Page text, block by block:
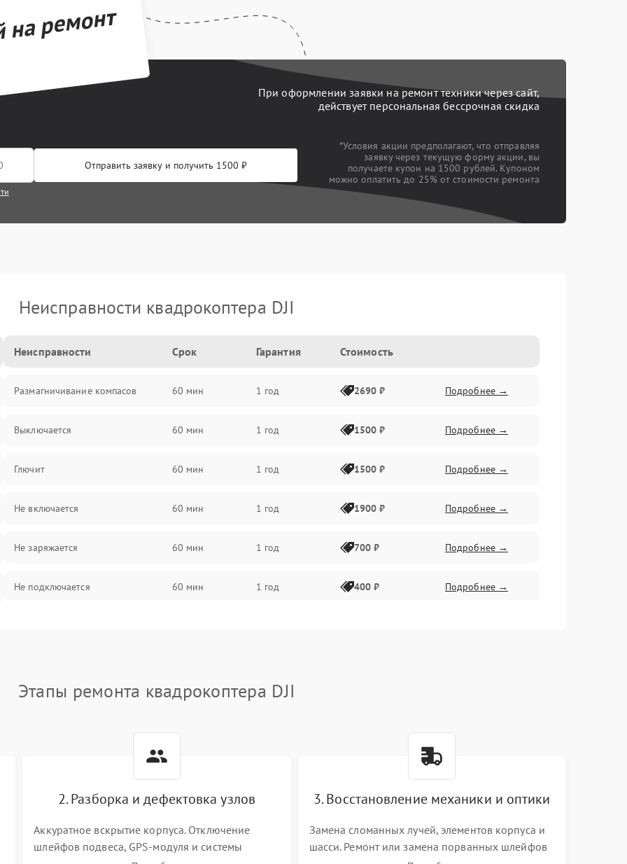
ремонт
При оформлении заявки на ремонт техники через сайт,
действует персональная бессрочная скидка
Отправить заявку и получить 1500 ₽
*Условия акции предполагают, что отправляя
заявку через текущую форму акции, вы
получаете купон на 1500 рублей. Купоном
можно оплатить до 25% от стоимости ремонта
Неисправности квадрокоптера DJI
Неисправности Срок Гарантия Стоимость
Размагничивание компасов 60 мин 1 год 2690 ₽ Подробнее →
Выключается 60 мин 1 год 1500 ₽ Подробнее →
Глючит 60 мин 1 год 1500 ₽ Подробнее →
Не включается 60 мин 1 год 1900 ₽ Подробнее →
Не заряжается 60 мин 1 год 700 ₽ Подробнее →
Не подключается 60 мин 1 год 400 ₽ Подробнее →
Этапы ремонта квадрокоптера DJI
2. Разборка и дефектовка узлов
Аккуратное вскрытие корпуса. Отключение
шлейфов подвеса, GPS-модуля и системы
3. Восстановление механики и оптики
Замена сломанных лучей, элементов корпуса и
шасси. Ремонт или замена порванных шлейфов